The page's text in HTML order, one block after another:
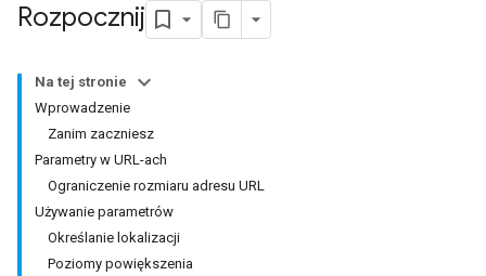
Rozpocznij
Na tej stronie
Wprowadzenie
Zanim zaczniesz
Parametry w URL-ach
Ograniczenie rozmiaru adresu URL
Używanie parametrów
Określanie lokalizacji
Poziomy powiększenia